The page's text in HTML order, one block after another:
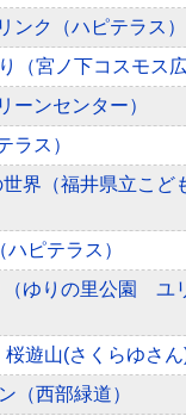
ク（ハピテラス）
（宮ノ下コスモス広
ーンセンター）
ラス）
界（福井県立こど
ピテラス）
ゆりの里公園 ユ
山(さくらゆさん)
（西部緑道）